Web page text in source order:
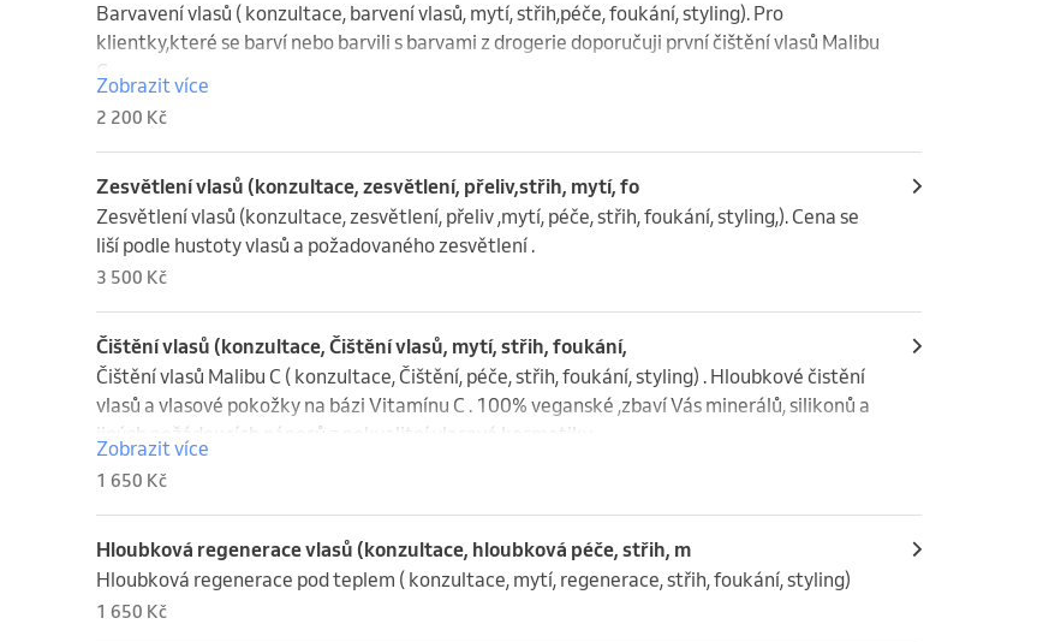
Barvavení vlasů ( konzultace, barvení vlasů, mytí, střih,péče, foukání, styling). Pro
klientky,které se barví nebo barvili s barvami z drogerie doporučuji první čištění vlasů Malibu
C .
Zobrazit více
2 200 Kč
Zesvětlení vlasů (konzultace, zesvětlení, přeliv,střih, mytí, fo
Zesvětlení vlasů (konzultace, zesvětlení, přeliv ,mytí, péče, střih, foukání, styling,). Cena se
liší podle hustoty vlasů a požadovaného zesvětlení .
3 500 Kč
Čištění vlasů (konzultace, Čištění vlasů, mytí, střih, foukání,
Čištění vlasů Malibu C ( konzultace, Čištění, péče, střih, foukání, styling) . Hloubkové čistění
vlasů a vlasové pokožky na bázi Vitamínu C . 100% veganské ,zbaví Vás minerálů, silikonů a
jiných nežádoucích nánosů z nekvalitní vlasové kosmetiky.
Zobrazit více
1 650 Kč
Hloubková regenerace vlasů (konzultace, hloubková péče, střih, m
Hloubková regenerace pod teplem ( konzultace, mytí, regenerace, střih, foukání, styling)
1 650 Kč